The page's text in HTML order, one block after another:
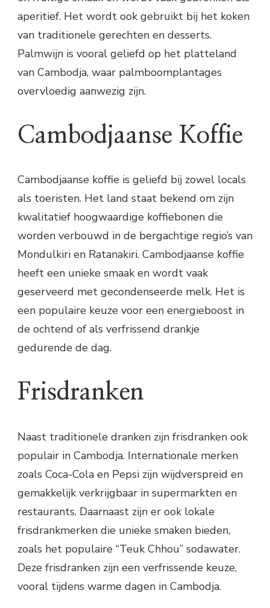
aperitief. Het wordt ook gebruikt bij het koken
van traditionele gerechten en desserts.
Palmwijn is vooral geliefd op het platteland
van Cambodja, waar palmboomplantages
overvloedig aanwezig zijn.
Cambodjaanse Koffie
Cambodjaanse koffie is geliefd bij zowel locals
als toeristen. Het land staat bekend om zijn
kwalitatief hoogwaardige koffiebonen die
worden verbouwd in de bergachtige regio’s van
Mondulkiri en Ratanakiri. Cambodjaanse koffie
heeft een unieke smaak en wordt vaak
geserveerd met gecondenseerde melk. Het is
een populaire keuze voor een energieboost in
de ochtend of als verfrissend drankje
gedurende de dag.
Frisdranken
Naast traditionele dranken zijn frisdranken ook
populair in Cambodja. Internationale merken
zoals Coca-Cola en Pepsi zijn wijdverspreid en
gemakkelijk verkrijgbaar in supermarkten en
restaurants. Daarnaast zijn er ook lokale
frisdrankmerken die unieke smaken bieden,
zoals het populaire “Teuk Chhou” sodawater.
Deze frisdranken zijn een verfrissende keuze,
vooral tijdens warme dagen in Cambodja.